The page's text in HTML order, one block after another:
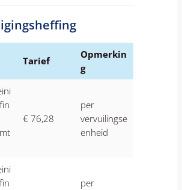
Tarief
Opmerkin
g
€ 76,28
per
vervuilingse
enheid
per